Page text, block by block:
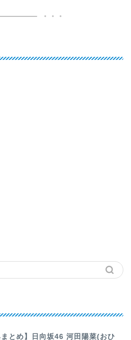
まとめ】日向坂46 河田陽菜(おひ